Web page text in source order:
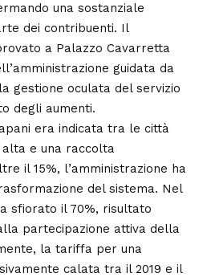
una sostanziale
dei contribuenti. Il
a Palazzo Cavarretta
guidata da
gestione oculata del servizio
degli aumenti.
era indicata tra le città
e una raccolta
il 15%, l’amministrazione ha
del sistema. Nel
sfiorato il 70%, risultato
partecipazione attiva della
la tariffa per una
calata tra il 2019 e il